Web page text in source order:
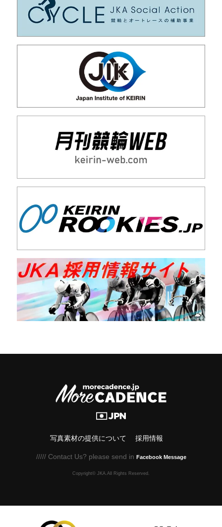
写真素材の提供について 採用情報
///// Contact Us? please send in Facebook Message
Copyright© JKA.All Rights Reserved.